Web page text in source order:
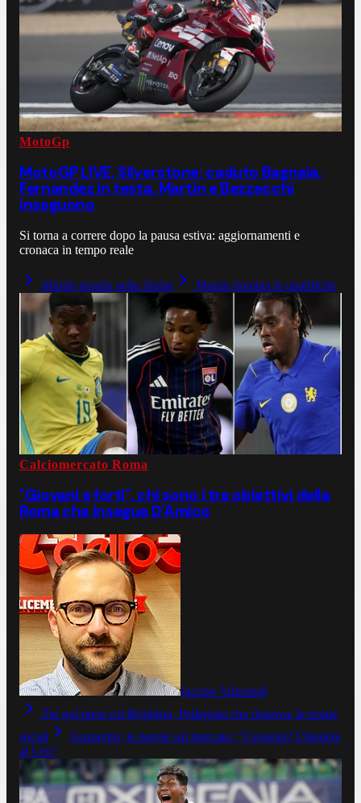
MotoGp
MotoGP LIVE, Silverstone: caduto Bagnaia,
Fernandez in testa. Martin e Bezzecchi
inseguono
Si torna a correre dopo la pausa estiva: aggiornamenti e
cronaca in tempo reale
Martin trionfa nella Sprint Martin domina le qualifiche
Calciomercato Roma
"Giovani e forti", chi sono i tre obiettivi della
Roma che insegue D'Amico
Jacopo Aliprandi
Tre gol presi col Brighton, Pellegrini che rinnova: le ironie
social
Gasperini, le parole sul mercato: "Cessioni? Chiedete
al Ceo"